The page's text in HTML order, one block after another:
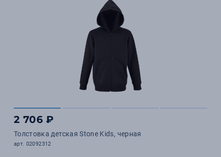
2 706 ₽
Толстовка детская Stone Kids, черная
арт. 02092312